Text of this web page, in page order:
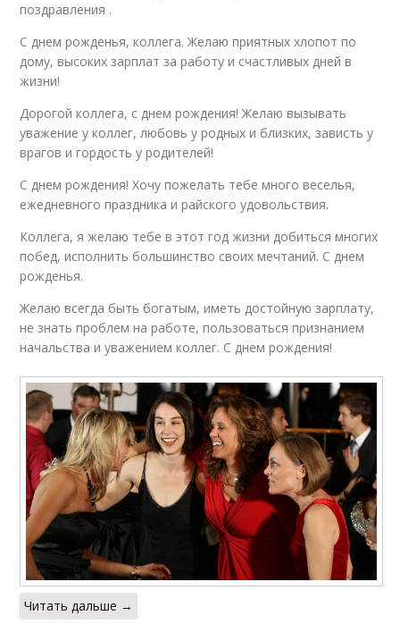
поздравления .
С днем рожденья, коллега. Желаю приятных хлопот по
дому, высоких зарплат за работу и счастливых дней в
жизни!
Дорогой коллега, с днем рождения! Желаю вызывать
уважение у коллег, любовь у родных и близких, зависть у
врагов и гордость у родителей!
С днем рождения! Хочу пожелать тебе много веселья,
ежедневного праздника и райского удовольствия.
Коллега, я желаю тебе в этот год жизни добиться многих
побед, исполнить большинство своих мечтаний. С днем
рожденья.
Желаю всегда быть богатым, иметь достойную зарплату,
не знать проблем на работе, пользоваться признанием
начальства и уважением коллег. С днем рождения!
Читать дальше →